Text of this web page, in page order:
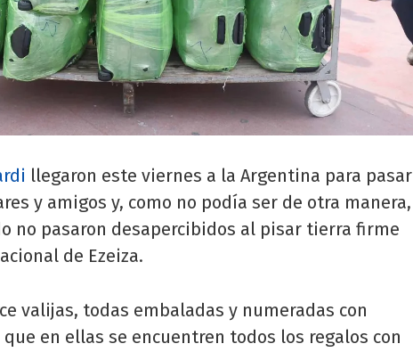
llegaron este viernes a la Argentina para pasar
y amigos y, como no podía ser de otra manera,
no pasaron desapercibidos al pisar tierra firme
de Ezeiza.
valijas, todas embaladas y numeradas con
en ellas se encuentren todos los regalos con